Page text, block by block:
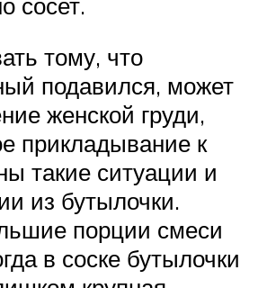
тому, что
подавился, может
женской груди,
прикладывание к
такие ситуации и
из бутылочки.
порции смеси
в соске бутылочки